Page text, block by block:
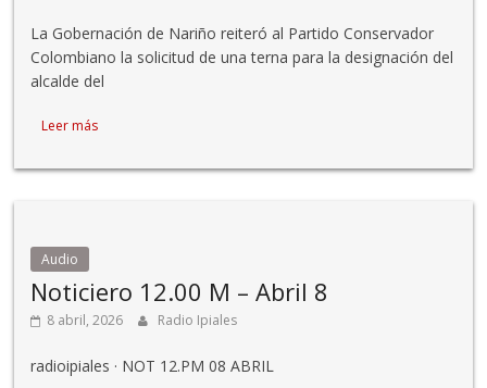
La Gobernación de Nariño reiteró al Partido Conservador
Colombiano la solicitud de una terna para la designación del
alcalde del
Leer más
Audio
Noticiero 12.00 M – Abril 8
8 abril, 2026 Radio Ipiales
radioipiales · NOT 12.PM 08 ABRIL